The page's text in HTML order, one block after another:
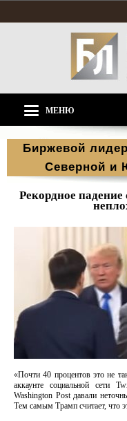
МЕНЮ
Биржевой лидер
Северной и
Рекордное падение
«Почти 40 процентов это не
аккаунте социальной сети
Washington Post давали
Тем самым Трамп считает, что